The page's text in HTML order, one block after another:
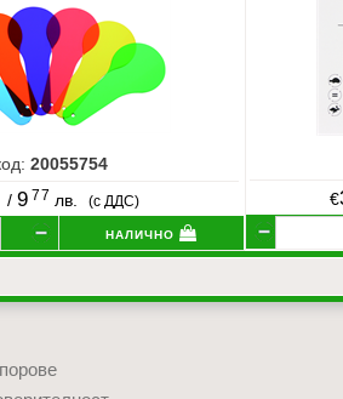
20055754
/ 9 77 лв. (с ДДС)
налично
€